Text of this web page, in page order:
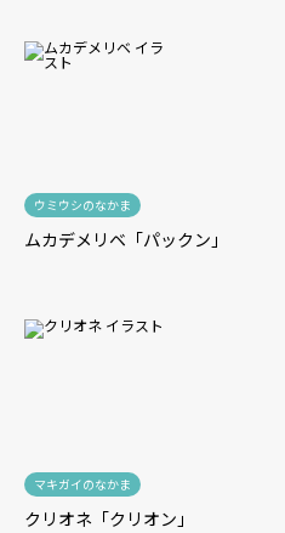
ウミウシのなかま
ムカデメリベ「パックン」
マキガイのなかま
クリオネ「クリオン」